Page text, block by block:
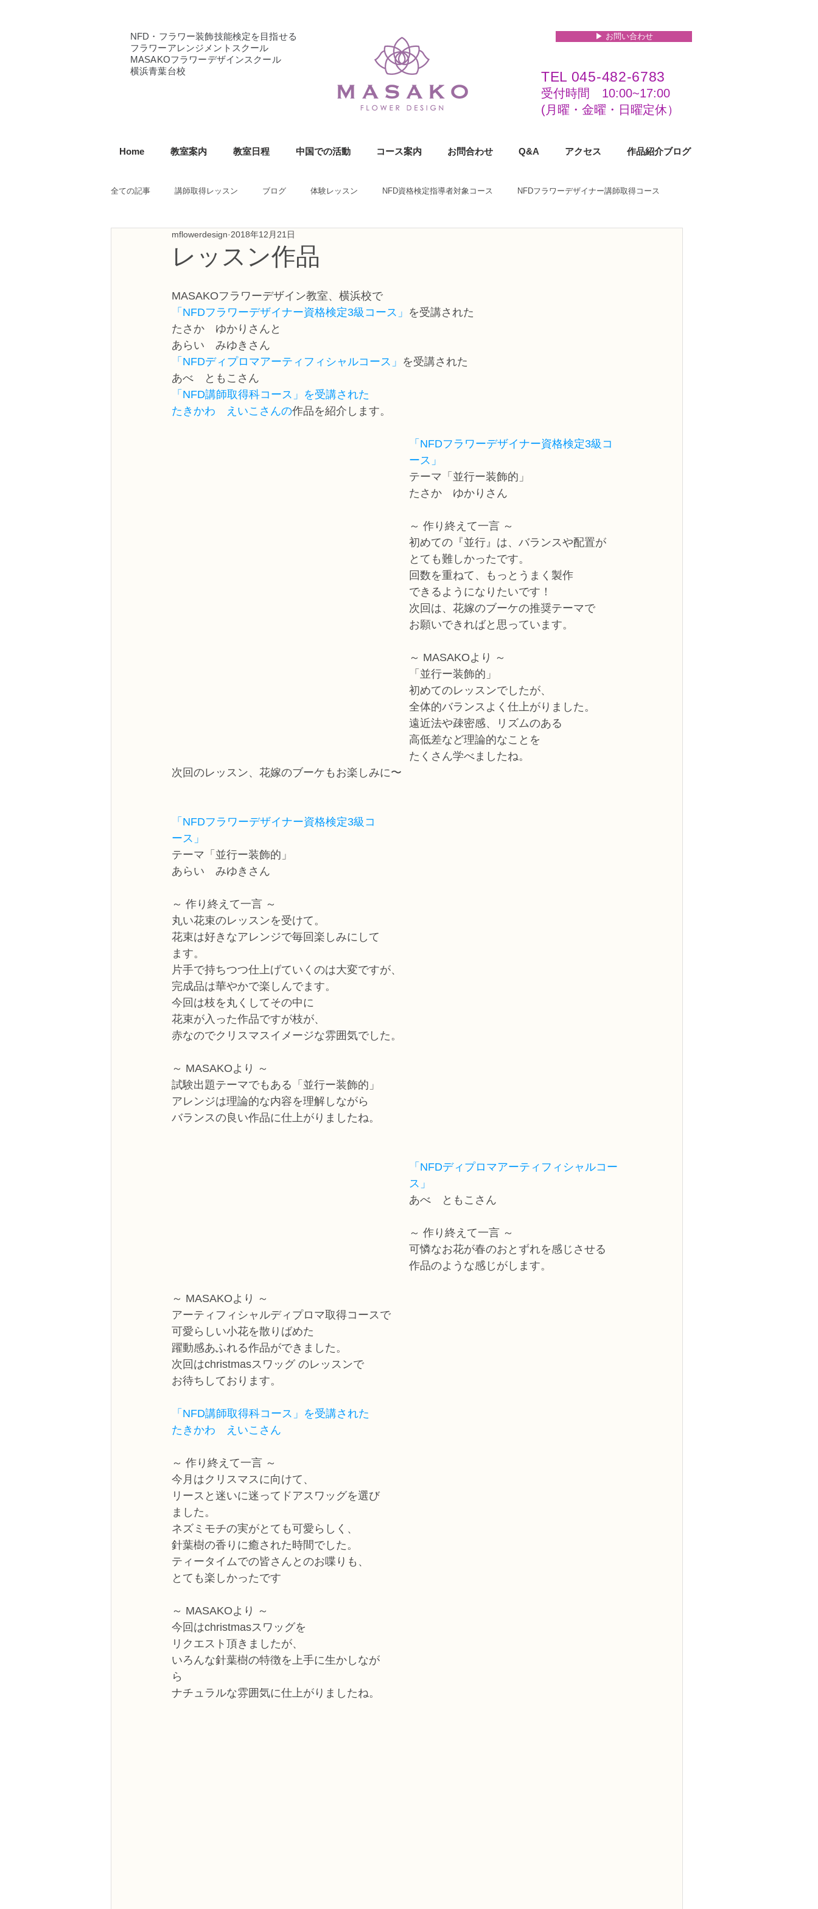
NFD・フラワー装飾技能検定を目指せる
フラワーアレンジメントスクール
MASAKOフラワーデザインスクール
横浜青葉台校
▶︎ お問い合わせ
TEL 045-482-6783
受付時間 10:00~17:00​​​
(​月曜・金曜・日曜定休）
Home 教室案内 教室日程 中国での活動 コース案内 お問合わせ Q&A アクセス 作品紹介ブログ
全ての記事 講師取得レッスン ブログ 体験レッスン NFD資格検定指導者対象コース NFDフラワーデザイナー講師取得コース
NFD講師研究科コース NFDフラワーデザイナー資格検定1級コース
フラワー装飾技能検定1級レッスン
フラワー装飾技能検定3級 趣味で楽しむフラワーレッスン
NFDディプロマアーティフィシャルコース
レッスン作品
mflowerdesign 2018年12月21日
MASAKOフラワーデザイン教室、横浜校で
「NFDフラワーデザイナー資格検定3級コース」 を受講された
たさか　ゆかりさんと
あらい　みゆきさん
「NFDディプロマアーティフィシャルコース」 を受講された
あべ　ともこさん
「NFD講師取得科コース」 を受講された
たきかわ　えいこさんの作品を紹介します。
「NFDフラワーデザイナー資格検定3級コ
ース」
テーマ「並行ー装飾的」
たさか　ゆかりさん
～ 作り終えて一言 ～
初めての『並行』は、バランスや配置が
とても難しかったです。
回数を重ねて、もっとうまく製作
できるようになりたいです！
次回は、花嫁のブーケの推奨テーマで
お願いできればと思っています。
～ MASAKOより ～
「並行ー装飾的」
初めてのレッスンでしたが、
全体的バランスよく仕上がりました。
遠近法や疎密感、リズムのある
高低差など理論的なことを
たくさん学べましたね。
次回のレッスン、花嫁のブーケもお楽しみに〜
「NFDフラワーデザイナー資格検定3級コ
ース」
テーマ「並行ー装飾的」
あらい　みゆきさん
～ 作り終えて一言 ～
丸い花束のレッスンを受けて。
花束は好きなアレンジで毎回楽しみにして
ます。
片手で持ちつつ仕上げていくのは大変ですが、
完成品は華やかで楽しんでます。
今回は枝を丸くしてその中に
花束が入った作品ですが枝が、
赤なのでクリスマスイメージな雰囲気でした。
～ MASAKOより ～
試験出題テーマでもある「並行ー装飾的」
アレンジは理論的な内容を理解しながら
バランスの良い作品に仕上がりましたね。
「NFDディプロマアーティフィシャルコー
ス」
あべ　ともこさん
～ 作り終えて一言 ～
可憐なお花が春のおとずれを感じさせる
作品のような感じがします。
～ MASAKOより ～
アーティフィシャルディプロマ取得コースで
可愛らしい小花を散りばめた
躍動感あふれる作品ができました。
次回はchristmasスワッグ のレッスンで
お待ちしております。
「NFD講師取得科コース」 を受講された
たきかわ　えいこさん
～ 作り終えて一言 ～
今月はクリスマスに向けて、
リースと迷いに迷ってドアスワッグを選び
ました。
ネズミモチの実がとても可愛らしく、
針葉樹の香りに癒された時間でした。
ティータイムでの皆さんとのお喋りも、
とても楽しかったです
～ MASAKOより ～
今回はchristmasスワッグを
リクエスト頂きましたが、
いろんな針葉樹の特徴を上手に生かしなが
ら
ナチュラルな雰囲気に仕上がりましたね。